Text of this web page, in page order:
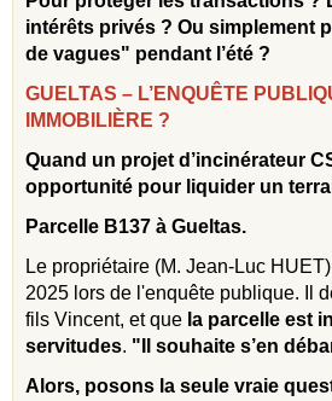
intérêts privés ? Ou simplement
de vagues" pendant l’été ?
GUELTAS – L’ENQUÊTE
IMMOBILIÈRE ?
Quand un projet d’incinérateur
opportunité pour liquider un
Parcelle B137 à Gueltas.
Le propriétaire (M. Jean-Luc
2025 lors de l'enquête publique. Il
fils Vincent, et que la parcelle est
servitudes. "Il souhaite s’en
Alors, posons la seule vraie